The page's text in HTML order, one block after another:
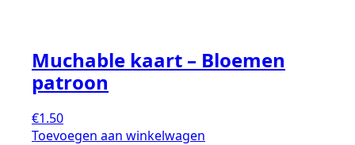
Muchable kaart – Bloemen
patroon
€1.50
Toevoegen aan winkelwagen